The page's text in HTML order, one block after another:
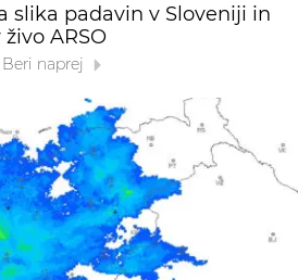
slika padavin v Sloveniji in
ARSO
Beri naprej